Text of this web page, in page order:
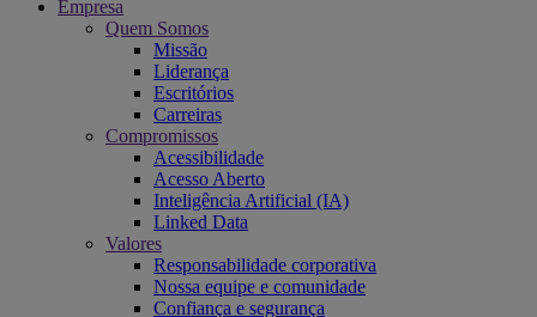
Empresa
Quem Somos
Missão
Liderança
Escritórios
Carreiras
Compromissos
Acessibilidade
Acesso Aberto
Inteligência Artificial (IA)
Linked Data
Valores
Responsabilidade corporativa
Nossa equipe e comunidade
Confiança e segurança